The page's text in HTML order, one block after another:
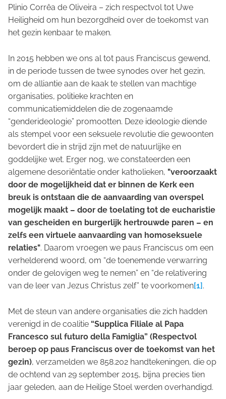
Plinio Corrêa de Oliveira – zich respectvol tot Uwe
Heiligheid om hun bezorgdheid over de toekomst van
het gezin kenbaar te maken.
In 2015 hebben we ons al tot paus Franciscus gewend,
in de periode tussen de twee synodes over het gezin,
om de alliantie aan de kaak te stellen van machtige
organisaties, politieke krachten en
communicatiemiddelen die de zogenaamde
“genderideologie” promootten. Deze ideologie diende
als stempel voor een seksuele revolutie die gewoonten
bevordert die in strijd zijn met de natuurlijke en
goddelijke wet. Erger nog, we constateerden een
algemene desoriëntatie onder katholieken, "veroorzaakt
door de mogelijkheid dat er binnen de Kerk een
breuk is ontstaan die de aanvaarding van overspel
mogelijk maakt – door de toelating tot de eucharistie
van gescheiden en burgerlijk hertrouwde paren – en
zelfs een virtuele aanvaarding van homoseksuele
relaties". Daarom vroegen we paus Franciscus om een
verhelderend woord, om “de toenemende verwarring
onder de gelovigen weg te nemen” en “de relativering
van de leer van Jezus Christus zelf” te voorkomen[1].
Met de steun van andere organisaties die zich hadden
verenigd in de coalitie “Supplica Filiale al Papa
Francesco sul futuro della Famiglia” (Respectvol
beroep op paus Franciscus over de toekomst van het
gezin), verzamelden we 858.202 handtekeningen, die op
de ochtend van 29 september 2015, bijna precies tien
jaar geleden, aan de Heilige Stoel werden overhandigd.